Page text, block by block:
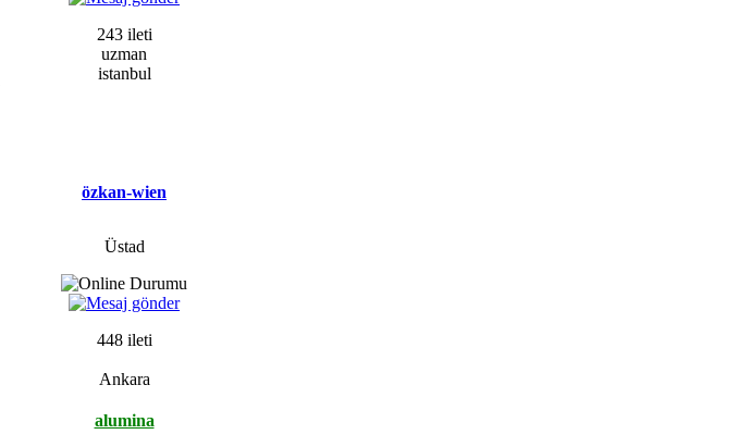
243 ileti
uzman
istanbul
özkan-wien
Üstad
448 ileti
Ankara
alumina